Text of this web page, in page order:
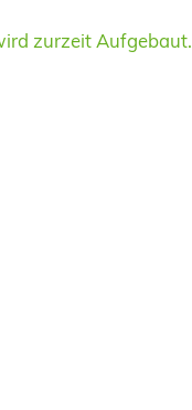
zurzeit Aufgebaut.